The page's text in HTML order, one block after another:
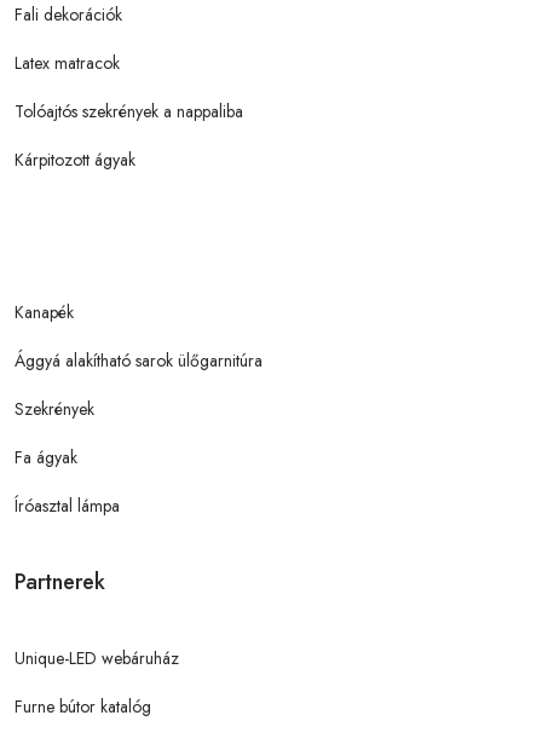
Fali dekorációk
Latex matracok
Tolóajtós szekrények a nappaliba
Kárpitozott ágyak
Kanapék
Ággyá alakítható sarok ülőgarnitúra
Szekrények
Fa ágyak
Íróasztal lámpa
Partnerek
Unique-LED webáruház
Furne bútor katalóg